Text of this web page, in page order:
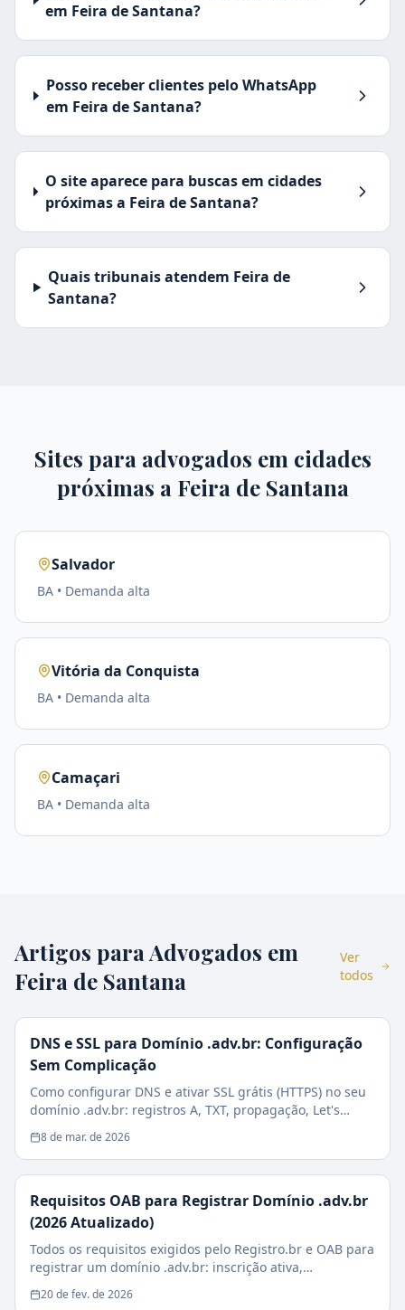
em Feira de Santana?
Posso receber clientes pelo WhatsApp
em Feira de Santana?
O site aparece para buscas em cidades
próximas a Feira de Santana?
Quais tribunais atendem Feira de
Santana?
Sites para advogados em cidades
próximas a Feira de Santana
Salvador
BA • Demanda alta
Vitória da Conquista
BA • Demanda alta
Camaçari
BA • Demanda alta
Artigos para Advogados em
Feira de Santana
Ver
todos
DNS e SSL para Domínio .adv.br: Configuração
Sem Complicação
Como configurar DNS e ativar SSL grátis (HTTPS) no seu
domínio .adv.br: registros A, TXT, propagação, Let's
Encrypt e checklist de segurança.
8 de mar. de 2026
Requisitos OAB para Registrar Domínio .adv.br
(2026 Atualizado)
Todos os requisitos exigidos pelo Registro.br e OAB para
registrar um domínio .adv.br: inscrição ativa,
sociedades, estagiários e casos especiais.
20 de fev. de 2026